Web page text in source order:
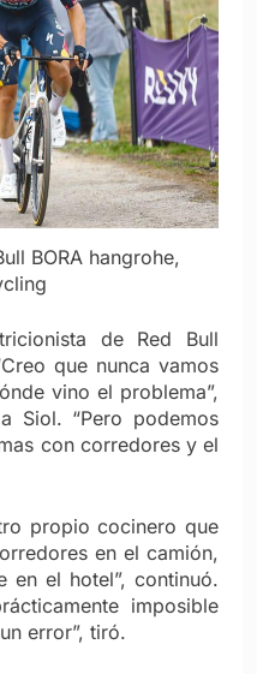
BORA hangrohe,
de Red Bull
que nunca vamos
vino el problema”,
Siol. “Pero podemos
con corredores y el
propio cocinero que
en el camión,
en el hotel”, continuó.
imposible
error”, tiró.